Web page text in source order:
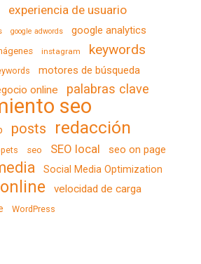
experiencia de usuario
google adwords google analytics
instagram keywords
motores de búsqueda
online palabras clave
seo
posts redacción
seo SEO local seo on page
Social Media Optimization
velocidad de carga
WordPress